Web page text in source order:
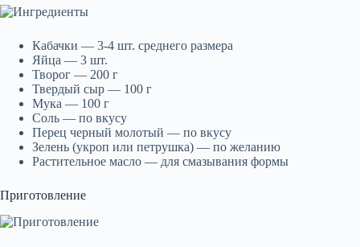
Кабачки — 3-4 шт. среднего размера
Яйца — 3 шт.
Творог — 200 г
Твердый сыр — 100 г
Мука — 100 г
Соль — по вкусу
Перец черный молотый — по вкусу
Зелень (укроп или петрушка) — по желанию
Растительное масло — для смазывания формы
Приготовление